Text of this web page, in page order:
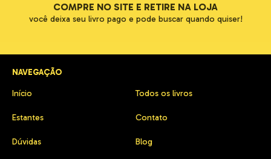
COMPRE NO SITE E RETIRE NA LOJA
você deixa seu livro pago e pode buscar quando quiser!
NAVEGAÇÃO
Início Todos os livros
Estantes Contato
Dúvidas Blog